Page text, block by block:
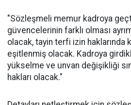
"Sözleşmeli memur kadroya
güvencelerinin farklı olması
olacak, tayin terfi izin haklarında
eşitlenmiş olacak. Kadroya
yükselme ve unvan değişikliği
hakları olacak."